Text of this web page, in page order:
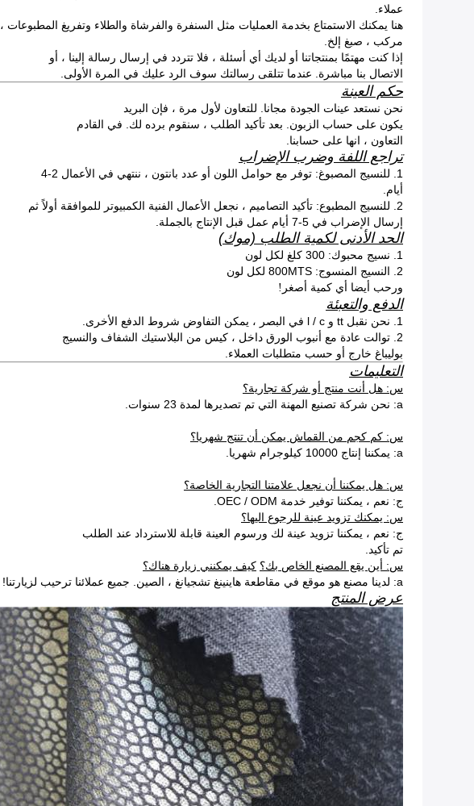
عملاء.
هنا يمكنك الاستمتاع بخدمة العمليات مثل السنفرة والفرشاة والطلاء وتفريغ المطبوعات ،
مركب ، صبغ إلخ.
إذا كنت مهتمًا بمنتجاتنا أو لديك أي أسئلة ، فلا تتردد في إرسال رسالة إلينا ، أو
الاتصال بنا مباشرة. عندما تتلقى رسالتك سوف الرد عليك في المرة الأولى.
حكم العينة
نحن نستعد عينات الجودة مجانا.
للتعاون لأول مرة ، فإن البريد
يكون على حساب الزبون.
بعد تأكيد الطلب ، سنقوم برده لك.
في القادم
التعاون ، انها على حسابنا.
تراجع اللفة وضرب الإضراب
1. للنسيج المصبوغ: توفر مع حوامل اللون أو عدد بانتون ، ننتهي في الأعمال 2-4
أيام.
2. للنسيج المطبوع: تأكيد التصاميم ، نجعل الأعمال الفنية الكمبيوتر للموافقة أولاً ثم
إرسال الإضراب في 5-7 أيام عمل قبل الإنتاج بالجملة.
الحد الأدنى لكمية الطلب (موك)
1. نسيج محبوك: 300 كلغ لكل لون
2. النسيج المنسوج: 800MTS لكل لون
ورحب أيضا أي كمية أصغر!
الدفع والتعبئة
1. نحن نقبل tt و l / c في البصر ، يمكن التفاوض شروط الدفع الأخرى.
2. توالت عادة مع أنبوب الورق داخل ، كيس من البلاستيك الشفاف والنسيج
بوليباغ خارج أو حسب متطلبات العملاء.
التعليمات
س: هل أنت منتج أو شركة تجارية؟
a: نحن شركة تصنيع المهنة التي تم تصديرها لمدة 23 سنوات.
س: كم كجم من القماش يمكن أن تنتج شهريا؟
a: يمكننا إنتاج 10000 كيلوجرام شهريا.
س: هل يمكننا أن نجعل علامتنا التجارية الخاصة؟
ج: نعم ، يمكننا توفير خدمة OEC / ODM.
س: يمكنك تزويد عينة للرجوع اليها؟
ج: نعم ، يمكننا تزويد عينة لك ورسوم العينة قابلة للاسترداد عند الطلب
تم تأكيد.
س: أين يقع المصنع الخاص بك؟ كيف يمكنني زيارة هناك؟
a: لدينا مصنع هو موقع في مقاطعة هاينينغ تشجيانغ ، الصين. جميع عملائنا ترحيب لزيارتنا!
عرض المنتج